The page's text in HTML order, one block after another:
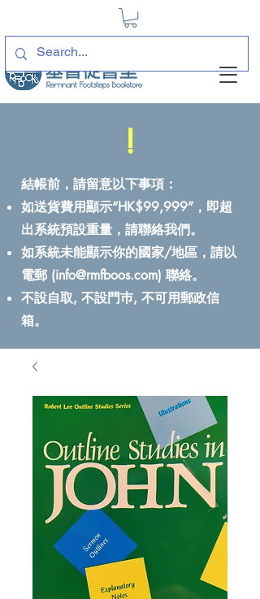
!
結帳前，請留意以下事項：
如送貨費用顯示“HK$99,999”，即超
出系統預設重量，請聯絡我們。
如系統未能顯示你的國家/地區，請以
電郵 (info@rmfboos.com) 聯絡。
不設自取, 不設門巿, 不可用郵政信
箱。